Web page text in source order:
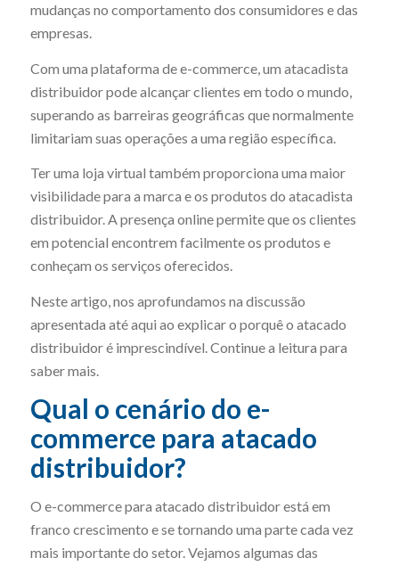
mudanças no comportamento dos consumidores e das
empresas.
Com uma plataforma de e-commerce, um atacadista
distribuidor pode alcançar clientes em todo o mundo,
superando as barreiras geográficas que normalmente
limitariam suas operações a uma região específica.
Ter uma loja virtual também proporciona uma maior
visibilidade para a marca e os produtos do atacadista
distribuidor. A presença online permite que os clientes
em potencial encontrem facilmente os produtos e
conheçam os serviços oferecidos.
Neste artigo, nos aprofundamos na discussão
apresentada até aqui ao explicar o porquê o atacado
distribuidor é imprescindível. Continue a leitura para
saber mais.
Qual o cenário do e-
commerce para atacado
distribuidor?
O e-commerce para atacado distribuidor está em
franco crescimento e se tornando uma parte cada vez
mais importante do setor. Vejamos algumas das